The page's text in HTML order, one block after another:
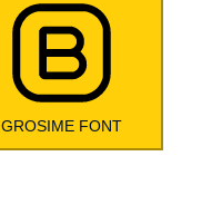
GROSIME FONT